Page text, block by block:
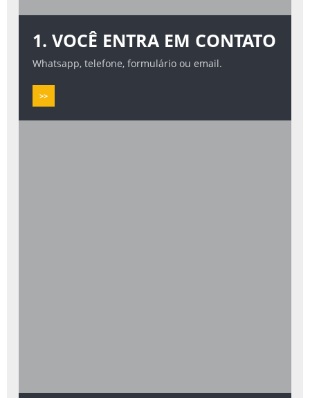
1. VOCÊ ENTRA EM CONTATO
Whatsapp, telefone, formulário ou email.
>>